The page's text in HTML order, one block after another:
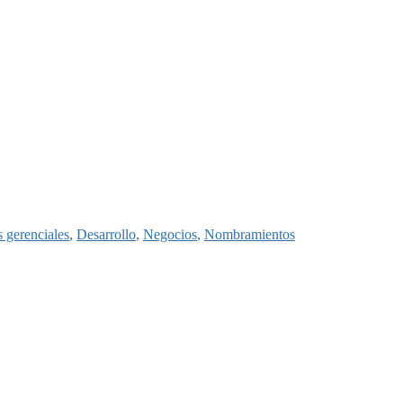
gerenciales, Desarrollo, Negocios, Nombramientos